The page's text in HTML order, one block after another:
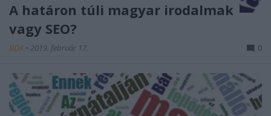
A határon túli magyar irodalmak
vagy SEO?
BDK • 2019. február 17. 0